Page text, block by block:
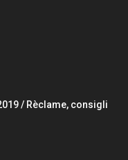
/ Rèclame, consigli